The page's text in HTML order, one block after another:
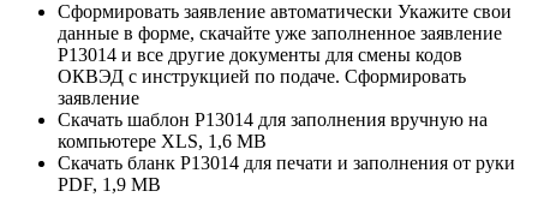
Сформировать заявление автоматически Укажите свои
данные в форме, скачайте уже заполненное заявление
Р13014 и все другие документы для смены кодов
ОКВЭД с инструкцией по подаче. Сформировать
заявление
Скачать шаблон Р13014 для заполнения вручную на
компьютере XLS, 1,6 MB
Скачать бланк Р13014 для печати и заполнения от руки
PDF, 1,9 МB